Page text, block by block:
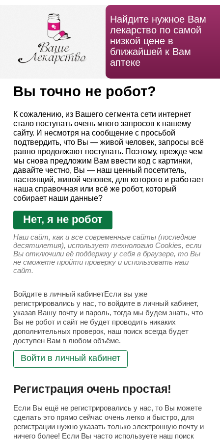
Найдите нужное Вам
лекарство по самой
низкой цене в
ближайшей к Вам
аптеке
Вы точно не робот?
К сожалению, из Вашего сегмента сети интернет
стало поступать очень много запросов к нашему
сайту. И несмотря на сообщение с просьбой
подтвердить, что Вы — живой человек, запросы всё
равно продолжают поступать. Поэтому, прежде чем
мы снова предложим Вам ввести код с картинки,
давайте честно, Вы — наш ценный посетитель,
настоящий, живой человек, для которого и работает
наша справочная или всё же робот, который
собирает наши данные?
Нет, я не робот
Наш сайт, как и все современные сайты (последние
десятилетия), использует технологию Cookies, если
Вы отключили её поддержку у себя в браузере, то Вы
не сможете пройти проверку и использовать наш
сайт.
Войдите в личный кабинетЕсли вы уже
регистрировались у нас, то войдите в личный кабинет,
указав Вашу почту и пароль, тогда мы будем знать, что
Вы не робот и сайт не будет проводить никаких
дополнительных проверок, наш поиск всегда будет
доступен Вам в любом объёме.
Войти в личный кабинет
Регистрация очень простая!
Если Вы ещё не регистрировались у нас, то Вы можете
сделать это прямо сейчас очень легко и быстро, для
регистрации нужно указать только электронную почту и
ничего более! Если Вы часто используете наш поиск